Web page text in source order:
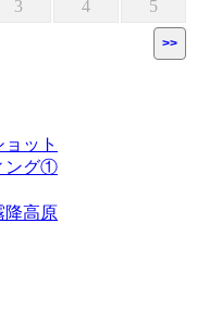
3 4 5
>>
ット
ング①
降高原